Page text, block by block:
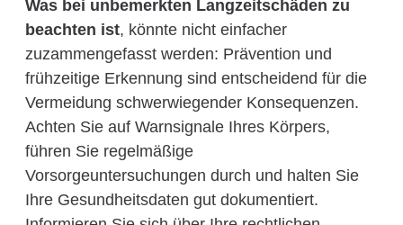
Was bei unbemerkten Langzeitschäden zu
beachten ist, könnte nicht einfacher
zuzammengefasst werden: Prävention und
frühzeitige Erkennung sind entscheidend für die
Vermeidung schwerwiegender Konsequenzen.
Achten Sie auf Warnsignale Ihres Körpers,
führen Sie regelmäßige
Vorsorgeuntersuchungen durch und halten Sie
Ihre Gesundheitsdaten gut dokumentiert.